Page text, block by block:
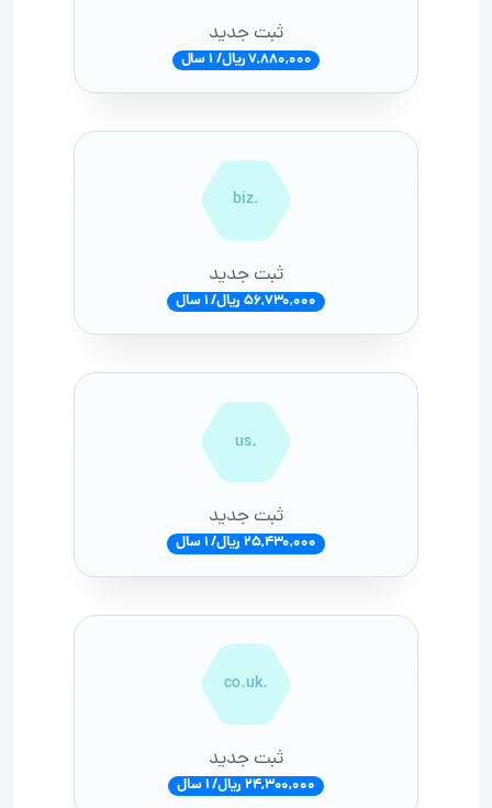
ثبت جدید
7,880,000 ریال/ 1 سال
.biz
ثبت جدید
56,730,000 ریال/ 1 سال
.us
ثبت جدید
25,430,000 ریال/ 1 سال
.co.uk
ثبت جدید
24,300,000 ریال/ 1 سال